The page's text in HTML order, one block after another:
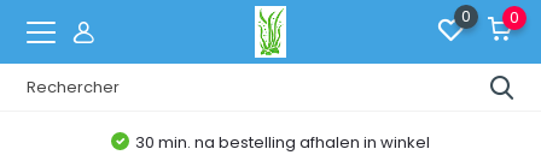
0 0
30 min. na bestelling afhalen in winkel